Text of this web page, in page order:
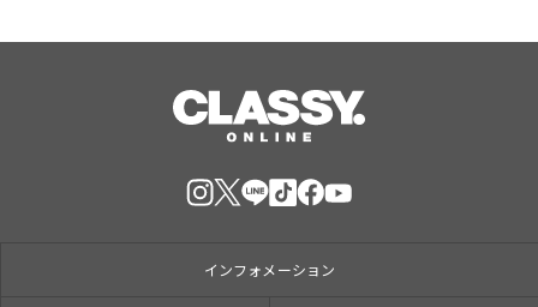
インフォメーション